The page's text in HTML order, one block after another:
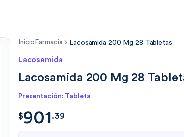
Inicio Farmacia Lacosamida 200 Mg 28 Tabletas
Lacosamida
Lacosamida 200 Mg 28
Presentación: Tableta
$901.39
$901.39